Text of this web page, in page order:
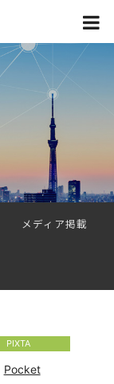
メディア掲載
PIXTA
Pocket